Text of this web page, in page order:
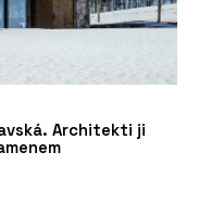
Architekti ji